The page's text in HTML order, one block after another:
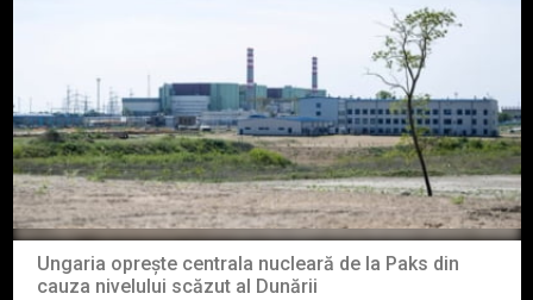
Ungaria oprește centrala nucleară de la Paks din
cauza nivelului scăzut al Dunării